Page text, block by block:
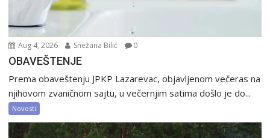
Aug 4, 2026 Snežana Bilić 0
OBAVEŠTENJE
Prema obaveštenju JPKP Lazarevac, objavljenom večeras na
njihovom zvaničnom sajtu, u večernjim satima došlo je do...
Novosti